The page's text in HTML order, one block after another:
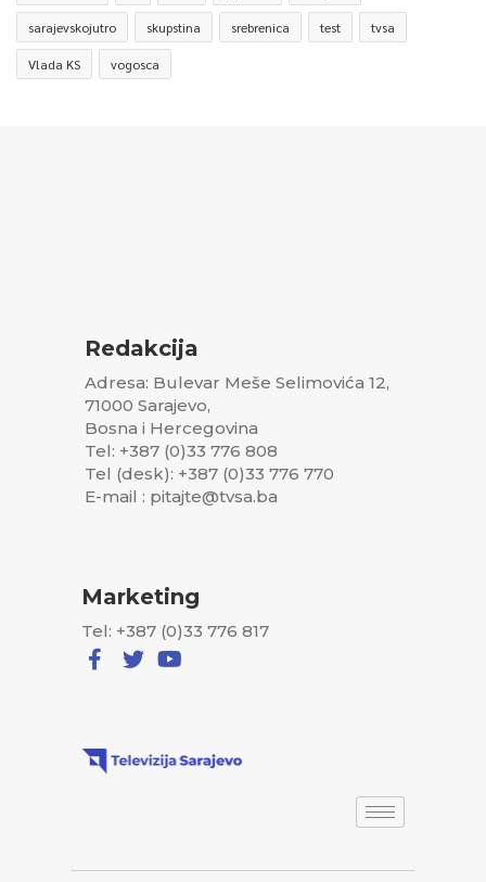
sarajevskojutro skupstina srebrenica test tvsa
Vlada KS vogosca
Redakcija
Adresa: Bulevar Meše Selimovića 12,
71000 Sarajevo,
Bosna i Hercegovina
Tel: +387 (0)33 776 808
Tel (desk): +387 (0)33 776 770
E-mail : pitajte@tvsa.ba
Marketing
Tel: +387 (0)33 776 817